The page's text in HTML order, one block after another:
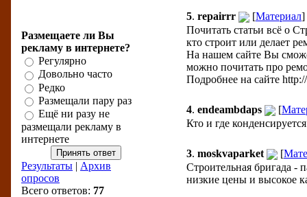
Размещаете ли Вы
рекламу в интернете?
Регулярно
Довольно часто
Редко
Размещали пару раз
Ещё ни разу не
размещали рекламу в
интернете
Результаты | Архив
опросов
Всего ответов: 77
5. repairrr [Материал]
Почитать статьи всё о
кто строит или делает
На нашем сайте Вы
можно почитать про
Подробнее на сайте
4. endeambdaps [
Кто и где
3. moskvaparket [
Строительная бригада -
низкие цены и высокое